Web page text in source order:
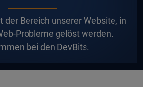
der Bereich unserer Website, in
Probleme gelöst werden.
bei den DevBits.